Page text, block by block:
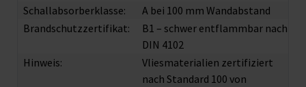
Schallabsorberklasse:
A bei 100 mm Wandabstand
Brandschutzzertifikat:
B1 – schwer entflammbar nach
DIN 4102
Hinweis:
Vliesmaterialien zertifiziert
nach Standard 100 von